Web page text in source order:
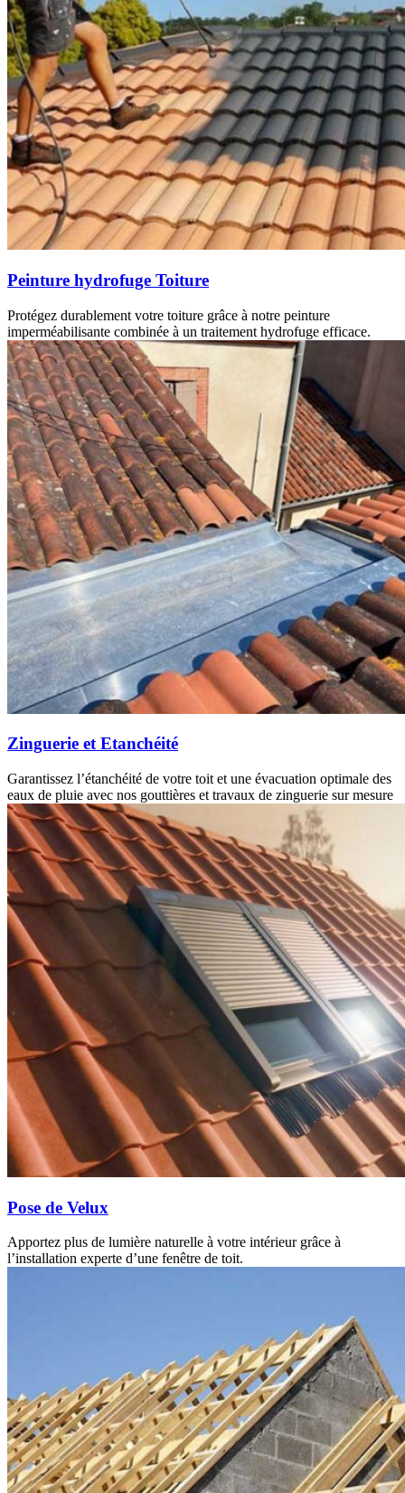
Peinture hydrofuge Toiture
Protégez durablement votre toiture grâce à notre peinture
imperméabilisante combinée à un traitement hydrofuge efficace.
Zinguerie et Etanchéité
Garantissez l’étanchéité de votre toit et une évacuation optimale des
eaux de pluie avec nos gouttières et travaux de zinguerie sur mesure
Pose de Velux
Apportez plus de lumière naturelle à votre intérieur grâce à
l’installation experte d’une fenêtre de toit.